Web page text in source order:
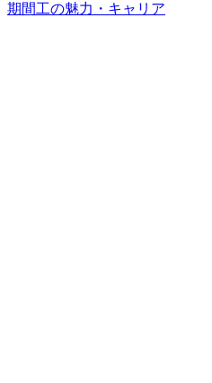
期間工の魅力・キャリア